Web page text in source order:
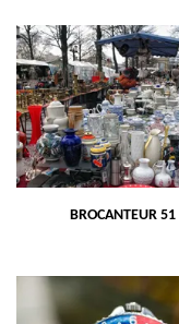
BROCANTEUR 51